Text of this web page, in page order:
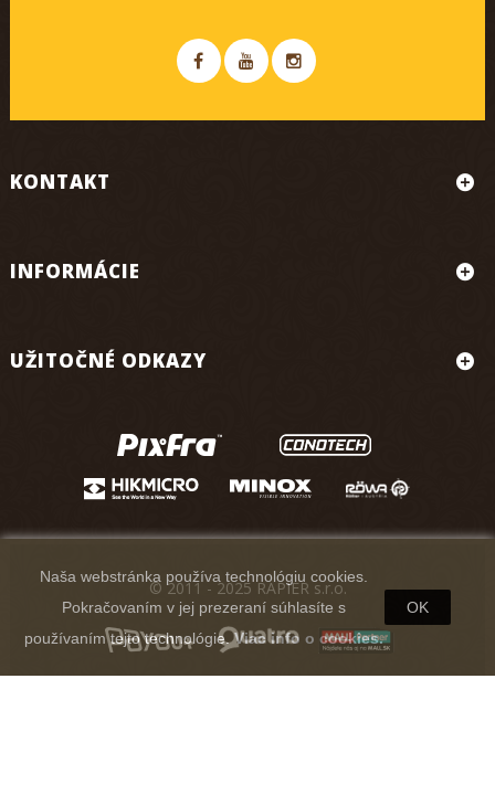
KONTAKT
INFORMÁCIE
UŽITOČNÉ ODKAZY
Naša webstránka používa technológiu cookies.
Pokračovaním v jej prezeraní súhlasíte s
používaním tejto technológie.Viac info o cookies.
OK
© 2011 - 2025 RAPIER s.r.o.